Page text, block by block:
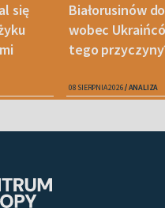
się
Białorusinów
wobec
tego
08 SIERPNIA 2026 ANALIZA